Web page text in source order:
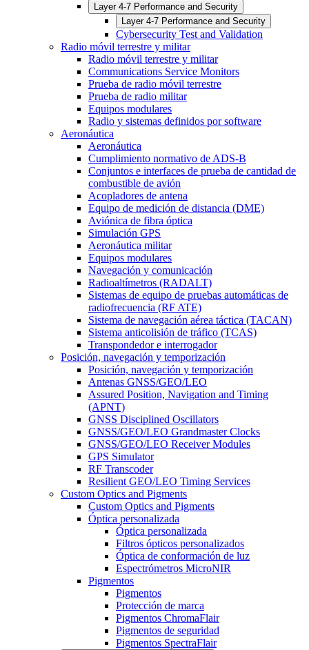
Layer 4-7 Performance and Security
Layer 4-7 Performance and Security
Cybersecurity Test and Validation
Radio móvil terrestre y militar
Radio móvil terrestre y militar
Communications Service Monitors
Prueba de radio móvil terrestre
Prueba de radio militar
Equipos modulares
Radio y sistemas definidos por software
Aeronáutica
Aeronáutica
Cumplimiento normativo de ADS-B
Conjuntos e interfaces de prueba de cantidad de
combustible de avión
Acopladores de antena
Equipo de medición de distancia (DME)
Aviónica de fibra óptica
Simulación GPS
Aeronáutica militar
Equipos modulares
Navegación y comunicación
Radioaltímetros (RADALT)
Sistemas de equipo de pruebas automáticas de
radiofrecuencia (RF ATE)
Sistema de navegación aérea táctica (TACAN)
Sistema anticolisión de tráfico (TCAS)
Transpondedor e interrogador
Posición, navegación y temporización
Posición, navegación y temporización
Antenas GNSS/GEO/LEO
Assured Position, Navigation and Timing
(APNT)
GNSS Disciplined Oscillators
GNSS/GEO/LEO Grandmaster Clocks
GNSS/GEO/LEO Receiver Modules
GPS Simulator
RF Transcoder
Resilient GEO/LEO Timing Services
Custom Optics and Pigments
Custom Optics and Pigments
Óptica personalizada
Óptica personalizada
Filtros ópticos personalizados
Óptica de conformación de luz
Espectrómetros MicroNIR
Pigmentos
Pigmentos
Protección de marca
Pigmentos ChromaFlair
Pigmentos de seguridad
Pigmentos SpectraFlair